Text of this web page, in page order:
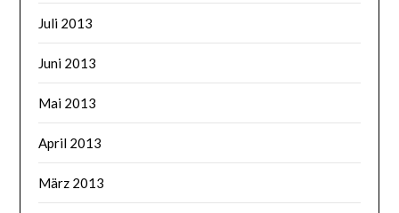
Juli 2013
Juni 2013
Mai 2013
April 2013
März 2013